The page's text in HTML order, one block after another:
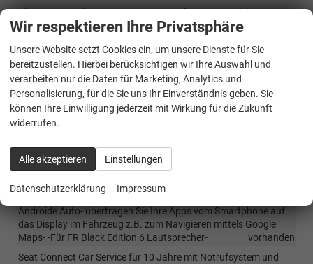
Klimaautomatik Aire Care Klimatronic für 2 Zonen elektronisch
regelbar mit Allergenfilter
Zweifarbige LED Ambientebeleuchtung in den Türleisten der
vorderen Türen
vorhanden
Infotainment & Kommunikation
Media System Plus: Radioanlage mit Farbdisplay 8,25 Zoll
Eingänge Typ C
Telefonfreisprecheinrichtung Komfort mit induktiver
Seat Full Link Wired und Wireless für Apple Car Play und
Androide Auto- übertragen Sie Ihre Apps vom Smartphone auf
das Display im Fahrzeug z.B. zum Navigieren mittels Google
Maps- -Für FR Black Edition 6 Lautsprecher-
vorhanden
Seat Connect Car Service für 10 Jahre mit Notrufsystem und
Wir respektieren Ihre Privatsphäre
Unsere Website setzt Cookies ein, um unsere Dienste für Sie
bereitzustellen. Hierbei berücksichtigen wir Ihre Auswahl und
verarbeiten nur die Daten für Marketing, Analytics und
Personalisierung, für die Sie uns Ihr Einverständnis geben. Sie
können Ihre Einwilligung jederzeit mit Wirkung für die Zukunft
widerrufen.
Alle akzeptieren Einstellungen
Datenschutzerklärung Impressum